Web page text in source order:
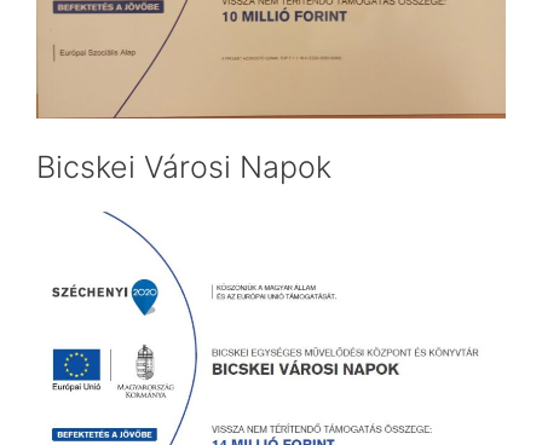
Bicskei Városi Napok